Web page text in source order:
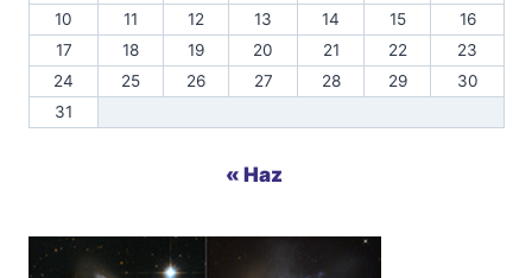
10
11 12 13 14 15
16
17
18 19 20 21 22
23
24
25 26 27 28 29
30
31
« Haz